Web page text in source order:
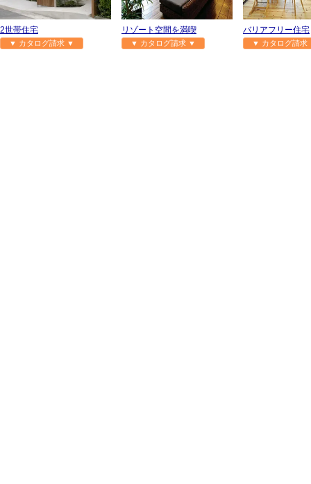
2世帯住宅
▼ カタログ請求 ▼
リゾート空間を満喫
▼ カタログ請求 ▼
バリアフリー住宅
▼ カタログ請